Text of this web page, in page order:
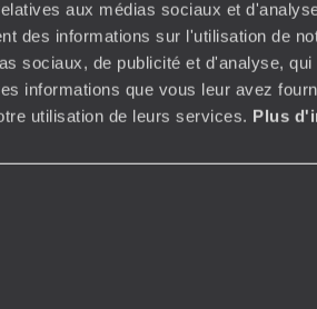
aux médias sociaux et
des informations sur l'utilisation de
sociaux, de publicité et d'analyse,
informations que vous leur avez
utilisation de leurs services. Plus
créer votre voyage